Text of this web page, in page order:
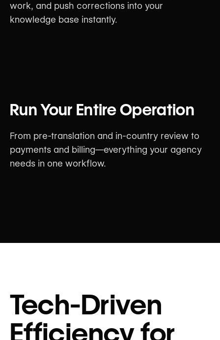
work, and push corrections into your
knowledge base instantly.
Run Your Entire Operation
From pre-translation and in-country review to
payments and billing—everything your agency
needs in one workflow.
Tech-Driven
Efficiency for